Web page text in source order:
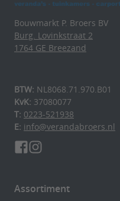
Bouwmarkt P. Broers BV
Burg. Lovinkstraat 2
1764 GE Breezand
BTW: NL8068.71.970.B01
KvK: 37080077
T: 0223-521938
E: info@verandabroers.nl
Assortiment